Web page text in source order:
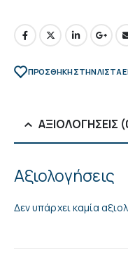
ΠΡΌΣΘΉΚΗ ΣΤΗΝ ΛΊΣΤΑ
ΑΞΙΟΛΟΓΉΣΕΙΣ
Αξιολογήσεις
Δεν υπάρχει καμία